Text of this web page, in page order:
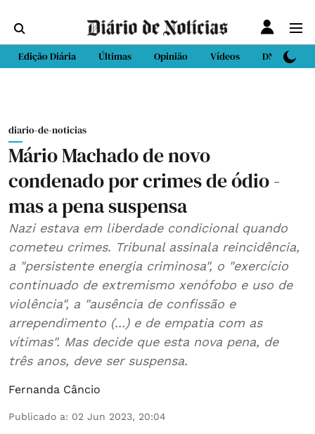
Edição Diária Últimas Opinião Vídeos DN Sport
diario-de-noticias
Mário Machado de novo
condenado por crimes de ódio -
mas a pena suspensa
Nazi estava em liberdade condicional quando
cometeu crimes. Tribunal assinala reincidência,
a "persistente energia criminosa", o "exercício
continuado de extremismo xenófobo e uso de
violência", a "ausência de confissão e
arrependimento (...) e de empatia com as
vítimas". Mas decide que esta nova pena, de
três anos, deve ser suspensa.
Fernanda Câncio
Publicado a: 02 Jun 2023, 20:04